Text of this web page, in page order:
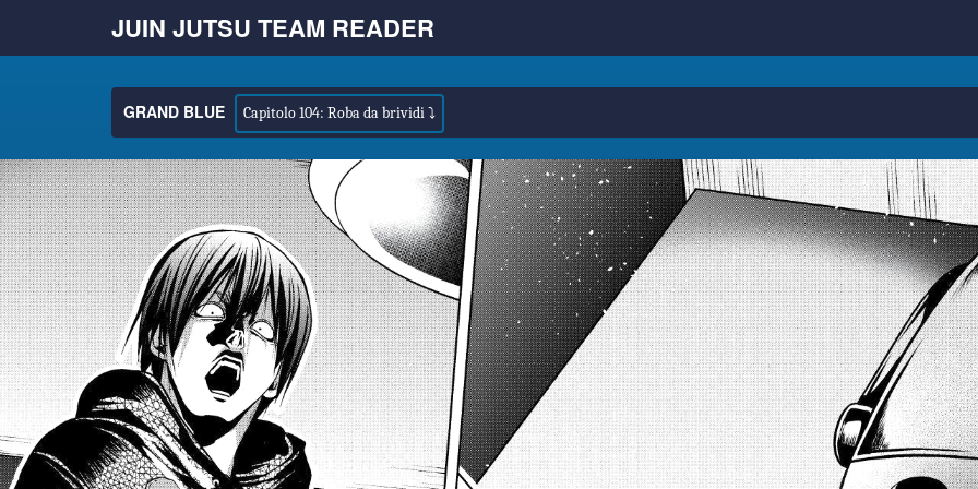
JUIN JUTSU TEAM READER
GRAND BLUE Capitolo 104: Roba da brividi ⤵